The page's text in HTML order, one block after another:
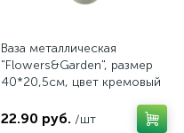
Ваза металлическая
"Flowers&Garden", размер
40*20,5см, цвет кремовый
22.90 руб. /шт